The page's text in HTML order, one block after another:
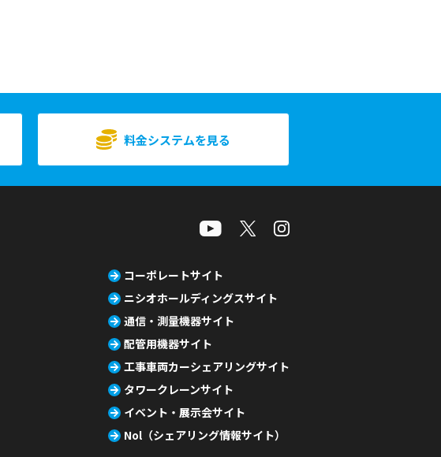
料金システムを見る
コーポレートサイト
ニシオホールディングスサイト
通信・測量機器サイト
配管用機器サイト
工事車両カーシェアリングサイト
タワークレーンサイト
イベント・展示会サイト
Nol（シェアリング情報サイト）